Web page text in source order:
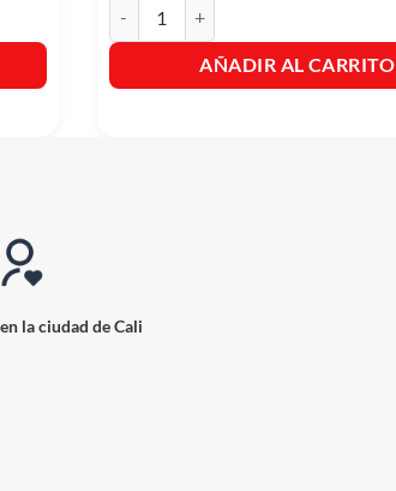
AÑADIR AL CARRITO
la ciudad de Cali